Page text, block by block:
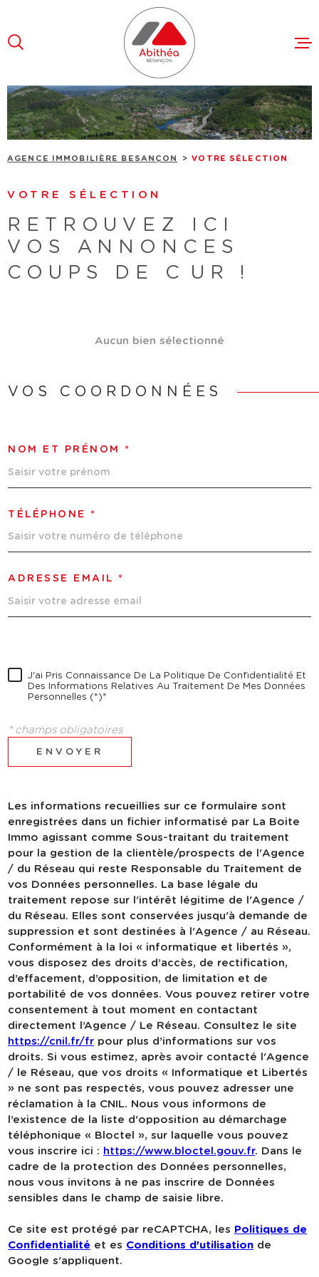
la
menu
contenu
VENTES
FAIRE
AGENCE IMMOBILIÈRE BESANÇON VOTRE SÉLECTION
VOTRE SÉLECTION
RETROUVEZ ICI
VOS ANNONCES
COUPS DE CUR !
Aucun bien sélectionné
VOS COORDONNÉES
NOM ET PRÉNOM *
TÉLÉPHONE *
ADRESSE EMAIL *
J'ai Pris Connaissance De La Politique De Confidentialité Et
Des Informations Relatives Au Traitement De Mes Données
Personnelles (*)*
* champs obligatoires
ENVOYER
Les informations recueillies sur ce formulaire sont
enregistrées dans un fichier informatisé par La Boite
Immo agissant comme Sous-traitant du traitement
pour la gestion de la clientèle/prospects de l'Agence
/ du Réseau qui reste Responsable du Traitement de
vos Données personnelles. La base légale du
traitement repose sur l'intérêt légitime de l'Agence /
du Réseau. Elles sont conservées jusqu'à demande de
suppression et sont destinées à l'Agence / au Réseau.
Conformément à la loi « informatique et libertés »,
vous disposez des droits d’accès, de rectification,
d’effacement, d’opposition, de limitation et de
portabilité de vos données. Vous pouvez retirer votre
consentement à tout moment en contactant
directement l’Agence / Le Réseau. Consultez le site
https://cnil.fr/fr pour plus d’informations sur vos
droits. Si vous estimez, après avoir contacté l'Agence
/ le Réseau, que vos droits « Informatique et Libertés
» ne sont pas respectés, vous pouvez adresser une
réclamation à la CNIL. Nous vous informons de
l’existence de la liste d'opposition au démarchage
téléphonique « Bloctel », sur laquelle vous pouvez
vous inscrire ici : https://www.bloctel.gouv.fr. Dans le
cadre de la protection des Données personnelles,
nous vous invitons à ne pas inscrire de Données
sensibles dans le champ de saisie libre.
Ce site est protégé par reCAPTCHA, les Politiques de
Confidentialité et es Conditions d'utilisation de
Google s'appliquent.